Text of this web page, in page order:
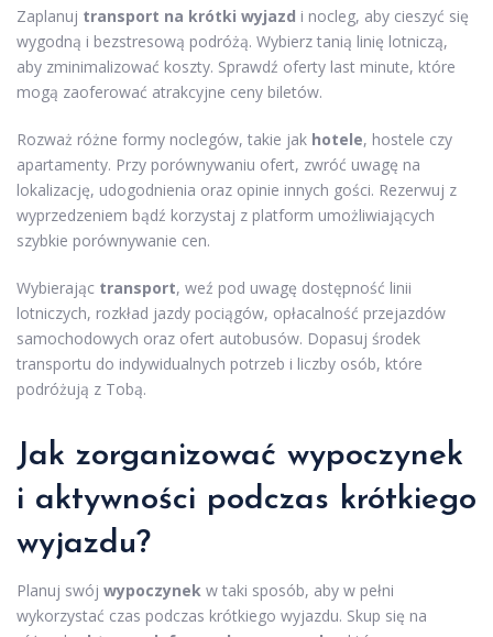
Zaplanuj transport na krótki wyjazd i nocleg, aby cieszyć się
wygodną i bezstresową podróżą. Wybierz tanią linię lotniczą,
aby zminimalizować koszty. Sprawdź oferty last minute, które
mogą zaoferować atrakcyjne ceny biletów.
Rozważ różne formy noclegów, takie jak hotele, hostele czy
apartamenty. Przy porównywaniu ofert, zwróć uwagę na
lokalizację, udogodnienia oraz opinie innych gości. Rezerwuj z
wyprzedzeniem bądź korzystaj z platform umożliwiających
szybkie porównywanie cen.
Wybierając transport, weź pod uwagę dostępność linii
lotniczych, rozkład jazdy pociągów, opłacalność przejazdów
samochodowych oraz ofert autobusów. Dopasuj środek
transportu do indywidualnych potrzeb i liczby osób, które
podróżują z Tobą.
Jak zorganizować wypoczynek
i aktywności podczas krótkiego
wyjazdu?
Planuj swój wypoczynek w taki sposób, aby w pełni
wykorzystać czas podczas krótkiego wyjazdu. Skup się na